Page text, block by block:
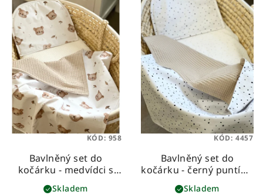
Bavlněný set do
kočárku - medvídci s
béžovou vaflí
Skladem
KÓD: 958
Bavlněný set do
kočárku - černý puntík s
béžovou vaflí
Skladem
KÓD: 4457